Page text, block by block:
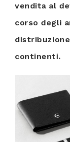
vendita al
corso degli
continenti.